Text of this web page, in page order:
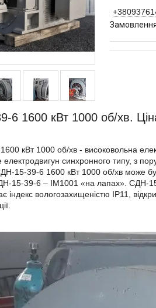
6 1600 кВт 1000 об/хв.
кВт 1000 об/хв - високовольна
електродвигун синхронного типу, з
15-39-6 1600 кВт 1000 об/хв може
15-39-6 – IM1001 «на лапах». СДН-
індекс вологозахищеністю IP11,